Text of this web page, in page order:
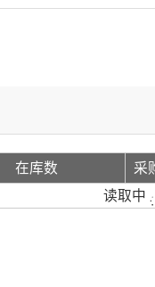
在库数
采
读取中